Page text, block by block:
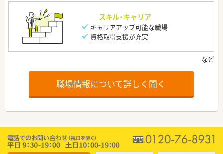
スキル・キャリア
キャリアアップ可能な職場
資格取得支援が充実
職場情報について詳しく聞く